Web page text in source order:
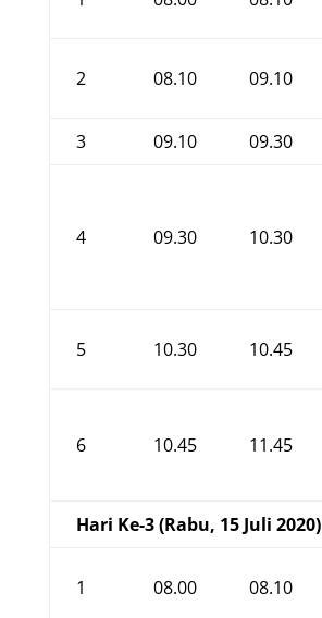
2 08.10 09.10
3
09.10 09.30
4 09.30 10.30
5 10.30 10.45
6 10.45 11.45
Hari Ke-3 (Rabu, 15 Juli 2020)
1 08.00 08.10